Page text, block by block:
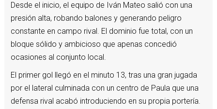
Desde el inicio, el equipo de Iván Mateo salió con una
presión alta, robando balones y generando peligro
constante en campo rival. El dominio fue total, con un
bloque sólido y ambicioso que apenas concedió
ocasiones al conjunto local.
El primer gol llegó en el minuto 13, tras una gran jugada
por el lateral culminada con un centro de Paula que una
defensa rival acabó introduciendo en su propia portería.